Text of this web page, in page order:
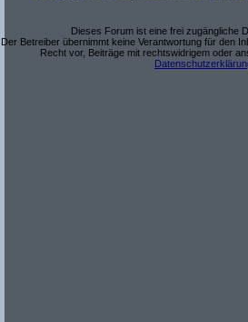
Dieses Forum ist eine frei zugängliche
Der Betreiber übernimmt keine Verantwortung für den
Recht vor, Beiträge mit rechtswidrigem oder